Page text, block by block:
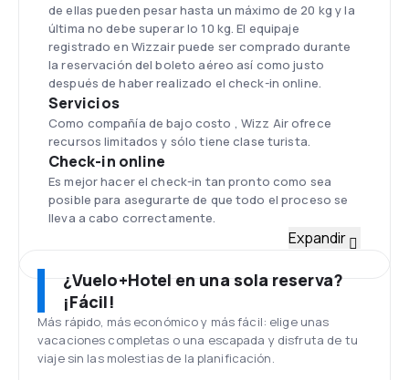
de ellas pueden pesar hasta un máximo de 20 kg y la
última no debe superar lo 10 kg. El equipaje
registrado en Wizzair puede ser comprado durante
la reservación del boleto aéreo así como justo
después de haber realizado el check-in online.
Servicios
Como compañía de bajo costo , Wizz Air ofrece
recursos limitados y sólo tiene clase turista.
Check-in online
Es mejor hacer el check-in tan pronto como sea
posible para asegurarte de que todo el proceso se
lleva a cabo correctamente.
tecnología en esta categoría. La flota está
compuesta por aviones Airbus A320. Actualmente
cuenta con 53 aviones.
Aeropuerto Internacional de Katowice
El Aeropuerto Internacional de Katowice es el
aeropuerto más ocupado en Polonia. Se encuentra
Expandir
¿Vuelo+Hotel en una sola reserva?
¡Fácil!
Más rápido, más económico y más fácil: elige unas
vacaciones completas o una escapada y disfruta de tu
viaje sin las molestias de la planificación.